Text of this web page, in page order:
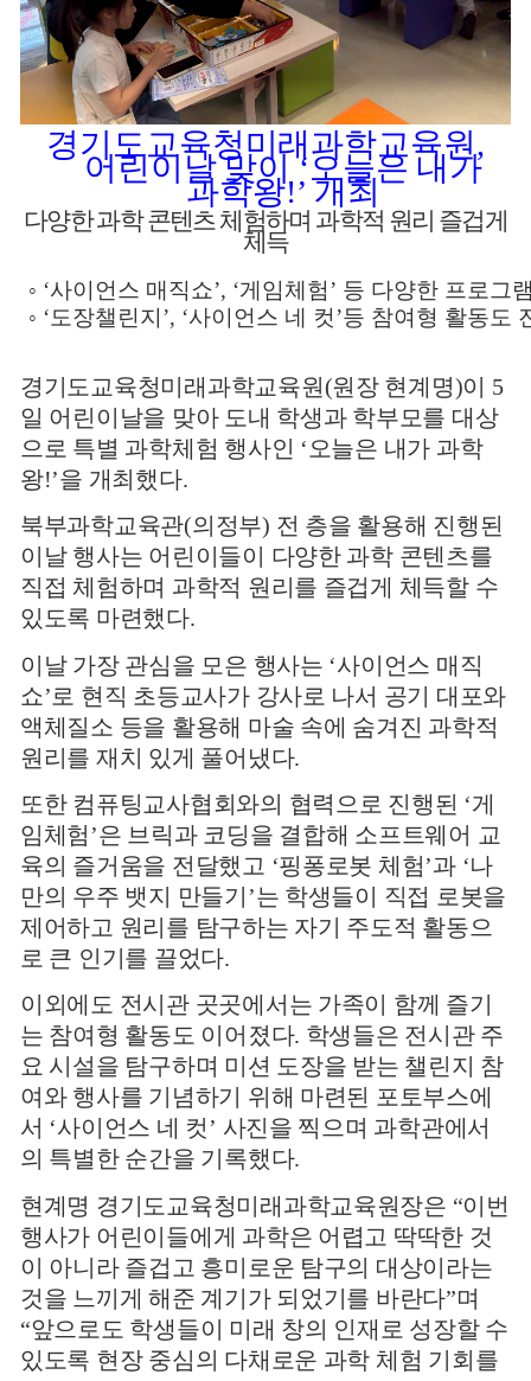
경기도교육청미래과학교육원,
어린이날 맞이‘오늘은 내가
과학왕!’개최
다양한 과학 콘텐츠 체험하며 과학적 원리 즐겁게
체득
◦ ‘사이언스 매직쇼’, ‘게임체험’ 등 다양한 프로그
◦ ‘도장챌린지’, ‘사이언스 네 컷’등 참여형 활동도
경기도교육청미래과학교육원 (원장 현계명)이 5
일 어린이날을 맞아 도내 학생과 학부모를 대상
으로 특별 과학체험 행사인 ‘ 오늘은 내가 과학
왕!’을 개최했다.
북부과학교육관(의정부) 전 층을 활용해 진행된
이날 행사는 어린이들이 다양한 과학 콘텐츠를
직접 체험하며 과학적 원리를 즐겁게 체득할 수
있도록 마련했다.
이날 가장 관심을 모은 행사는 ‘사이언스 매직
쇼’로 현직 초등교사가 강사로 나서 공기 대포와
액체질소 등을 활용해 마술 속에 숨겨진 과학적
원리를 재치 있게 풀어냈다.
또한 컴퓨팅교사협회와의 협력으로 진행된 ‘게
임체험’은 브릭과 코딩을 결합해 소프트웨어 교
육의 즐거움을 전달했고 ‘핑퐁로봇 체험’과 ‘나
만의 우주 뱃지 만들기 ’는 학생들이 직접 로봇을
제어하고 원리를 탐구하는 자기 주도적 활동으
로 큰 인기를 끌었다.
이외에도 전시관 곳곳에서는 가족이 함께 즐기
는 참여형 활동도 이어졌다. 학생들은 전시관 주
요 시설을 탐구하며 미션 도장을 받는 챌린지 참
여와 행사를 기념하기 위해 마련된 포토부스에
서 ‘사이언스 네 컷’ 사진을 찍으며 과학관에서
의 특별한 순간을 기록했다.
현계명 경기도교육청미래과학교육원장은 “이번
행사가 어린이들에게 과학은 어렵고 딱딱한 것
이 아니라 즐겁고 흥미로운 탐구의 대상이라는
것을 느끼게 해준 계기가 되었기를 바란다”며
“앞으로도 학생들이 미래 창의 인재로 성장할 수
있도록 현장 중심의 다채로운 과학 체험 기회를